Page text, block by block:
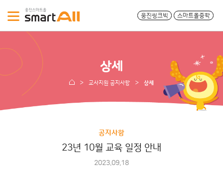
웅진씽크빅 스마트올중학
상세
교사지원 공지사항 상세
공지사항
23년 10월 교육 일정 안내
2023.09.18